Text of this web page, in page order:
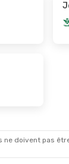
- LON
doivent pas